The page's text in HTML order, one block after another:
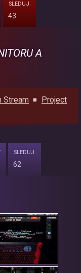
SLEDUJ.
43
A
Stream
Project
SLEDUJ.
62